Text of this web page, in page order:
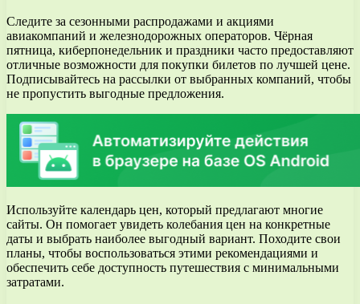
Следите за сезонными распродажами и акциями
авиакомпаний и железнодорожных операторов. Чёрная
пятница, киберпонедельник и праздники часто предоставляют
отличные возможности для покупки билетов по лучшей цене.
Подписывайтесь на рассылки от выбранных компаний, чтобы
не пропустить выгодные предложения.
Используйте календарь цен, который предлагают многие
сайты. Он помогает увидеть колебания цен на конкретные
даты и выбрать наиболее выгодный вариант. Походите свои
планы, чтобы воспользоваться этими рекомендациями и
обеспечить себе доступность путешествия с минимальными
затратами.